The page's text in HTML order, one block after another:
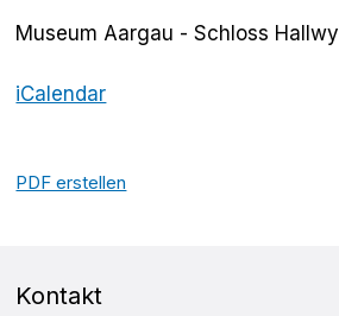
Museum Aargau - Schloss Hallwyl
iCalendar
PDF erstellen
Kontakt